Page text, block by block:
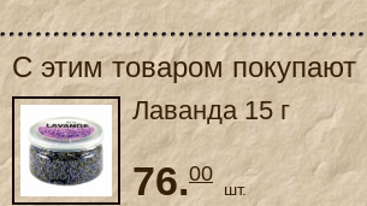
С этим товаром покупают
Лаванда 15 г
76.00
шт.